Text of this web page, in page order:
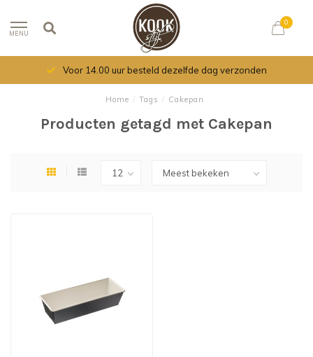
MENU
0
Voor 14.00 uur besteld dezelfde dag verzonden
Home / Tags / Cakepan
Producten getagd met Cakepan